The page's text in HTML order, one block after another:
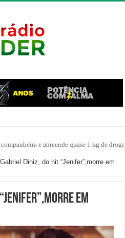
e apreende quase 1 kg de
Gabriel Diniz, do hit “Jenifer”,morre em
em